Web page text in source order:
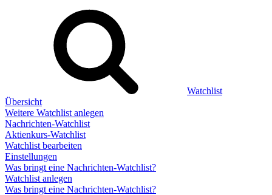
Watchlist
Übersicht
Weitere Watchlist anlegen
Nachrichten-Watchlist
Aktienkurs-Watchlist
Watchlist bearbeiten
Einstellungen
Was bringt eine Nachrichten-Watchlist?
Watchlist anlegen
Was bringt eine Nachrichten-Watchlist?